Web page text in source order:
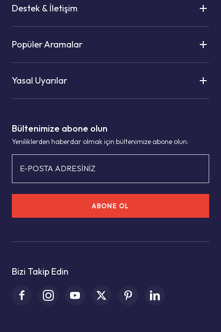
Bültenimize abone olun
Yeniliklerden haberdar olmak için bültenimize abone olun.
E-POSTA ADRESİNİZ
ABONE OL
Bizi Takip Edin
Destek & İletişim
Popüler Aramalar
Yasal Uyarılar